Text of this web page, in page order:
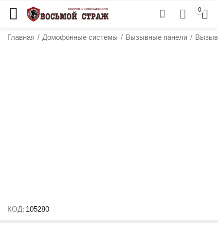
0
Главная / Домофонные системы / Вызывные панели /
КОД: 105280